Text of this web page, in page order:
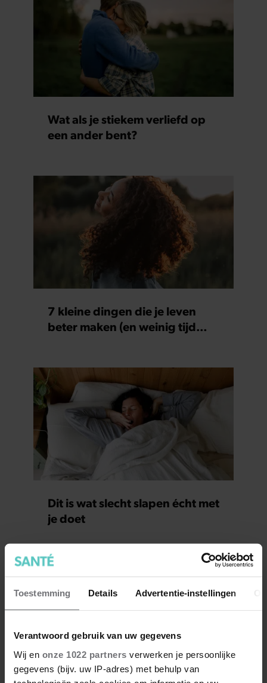
Toestemming Details Advertentie-instellingen
Verantwoord gebruik van uw gegevens
Wij en onze 1022 partners verwerken je persoonlijke
gegevens (bijv. uw IP-adres) met behulp van
Wat als je stiekem verliefd op
een ander bent?
7 kleine dingen die je leven
beter maken (en weinig tijd
Dit is wat slecht slapen écht met
je doet